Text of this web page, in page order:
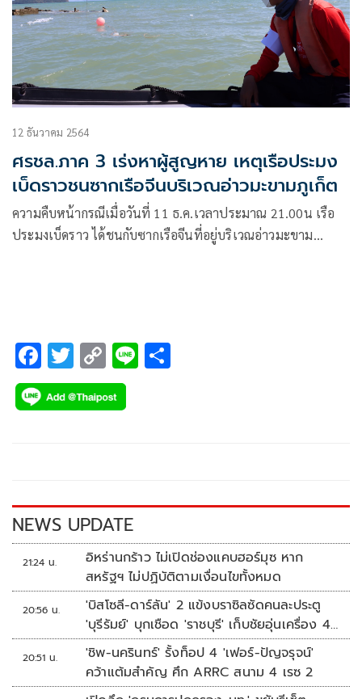
12 ธันวาคม 2564
ศรชล.ภาค 3 เร่งหาผู้สูญหาย เหตุเรือประมง
เบ็ดราวชนซากเรือจีนบริเวณอ่าวมะขามภูเก็ต
ความคืบหน้ากรณีเมื่อวันที่ 11 ธ.ค.เวลาประมาณ 21.00น เรือ
ประมงเบ็ดราว ได้ชนกับซากเรือจีนที่อยู่บริเวณอ่าวมะขาม
F
ac
e
k
T
wi
tt
C
o
p
k
Li
NEWS UPDATE
21:24 น.
อิหร่านกร้าว ไม่เปิดช่องแคบฮอร์มุซ หาก
สหรัฐฯ ไม่ปฏิบัติตามเงื่อนไขทั้งหมด
20:56 น.
'บิสโซลี-ดาร์ลัน' 2 แข้งบราซิลซัดคนละประตู
'บุรีรัมย์' บุกเชือด 'ราชบุรี' เก็บชัยอุ่นเครื่อง 4
นัดรวด
20:51 น.
'ชิพ-นครินทร์' รั้งท็อป 4 'เฟอร์-ปัญจรุจน์'
คว้าแต้มสำคัญ ศึก ARRC สนาม 4 เรซ 2